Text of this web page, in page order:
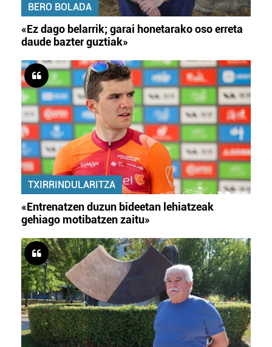
BERO BOLADA
«Ez dago belarrik; garai honetarako oso erreta
daude bazter guztiak»
TXIRRINDULARITZA
«Entrenatzen duzun bideetan lehiatzeak
gehiago motibatzen zaitu»